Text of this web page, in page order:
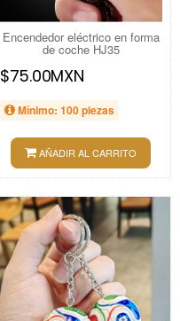
Encendedor eléctrico en forma
de coche HJ35
$75.00MXN
Mínimo: 100 piezas
AÑADIR AL CARRITO